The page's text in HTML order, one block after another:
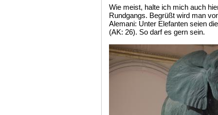
Wie meist, halte ich mich auch
Rundgangs. Begrüßt wird man
Alemani: Unter Elefanten seien
(AK: 26). So darf es gern sein.